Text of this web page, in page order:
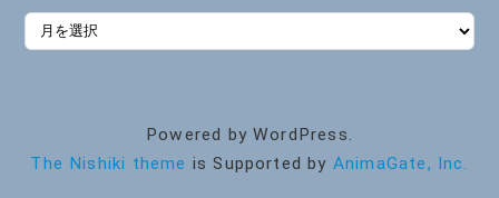
ARCHIVE
Powered by WordPress.
The Nishiki theme is Supported by AnimaGate, Inc.